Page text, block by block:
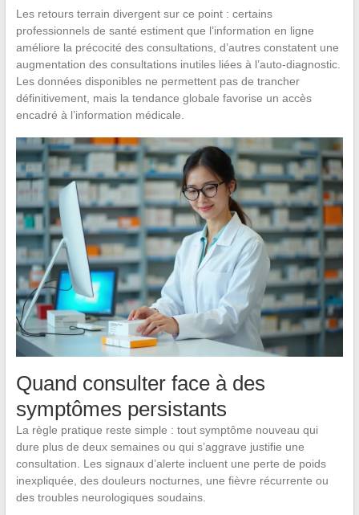
Les retours terrain divergent sur ce point : certains
professionnels de santé estiment que l’information en ligne
améliore la précocité des consultations, d’autres constatent une
augmentation des consultations inutiles liées à l’auto-diagnostic.
Les données disponibles ne permettent pas de trancher
définitivement, mais la tendance globale favorise un accès
encadré à l’information médicale.
Quand consulter face à des
symptômes persistants
La règle pratique reste simple : tout symptôme nouveau qui
dure plus de deux semaines ou qui s’aggrave justifie une
consultation. Les signaux d’alerte incluent une perte de poids
inexpliquée, des douleurs nocturnes, une fièvre récurrente ou
des troubles neurologiques soudains.